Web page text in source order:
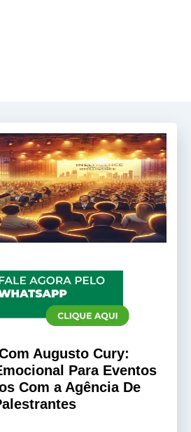
Augusto Cury:
Para Eventos
Com a Agência De